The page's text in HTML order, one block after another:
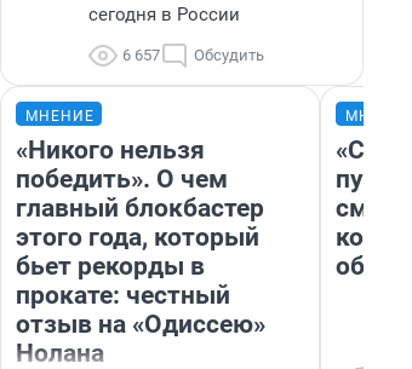
сегодня в России
6 657 Обсудить
МНЕНИЕ
«Никого нельзя
победить». О чем
главный блокбастер
этого года, который
бьет рекорды в
прокате: честный
отзыв на «Одиссею»
Нолана